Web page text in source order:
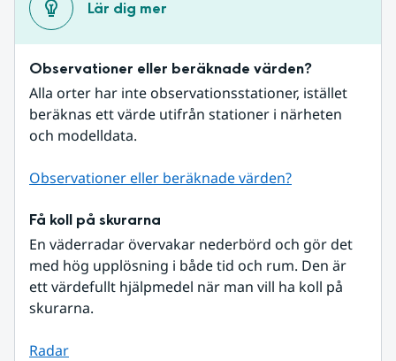
Lär dig mer
Observationer eller beräknade värden?
Alla orter har inte observationsstationer, istället
beräknas ett värde utifrån stationer i närheten
och modelldata.
Observationer eller beräknade värden?
Få koll på skurarna
En väderradar övervakar nederbörd och gör det
med hög upplösning i både tid och rum. Den är
ett värdefullt hjälpmedel när man vill ha koll på
skurarna.
Radar